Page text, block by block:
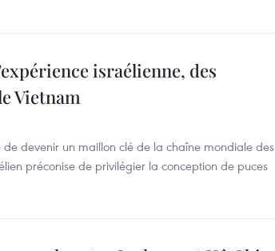
israélienne, des
Vietnam
devenir un maillon clé de la chaîne mondiale des
préconise de privilégier la conception de puces